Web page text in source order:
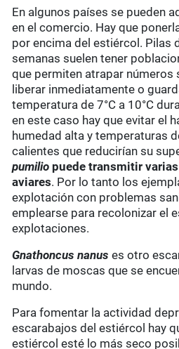
En algunos países se pueden
en el comercio. Hay que
por encima del estiércol. Pilas
semanas suelen tener
que permiten atrapar números
liberar inmediatamente o
temperatura de 7°C a 10°C
en este caso hay que evitar el
humedad alta y temperaturas
calientes que reducirían su
pumilio puede transmitir
aviares. Por lo tanto los
explotación con problemas
emplearse para recolonizar el
explotaciones.
Gnathoncus nanus es otro
larvas de moscas que se
mundo.
Para fomentar la actividad
escarabajos del estiércol hay
estiércol esté lo más seco